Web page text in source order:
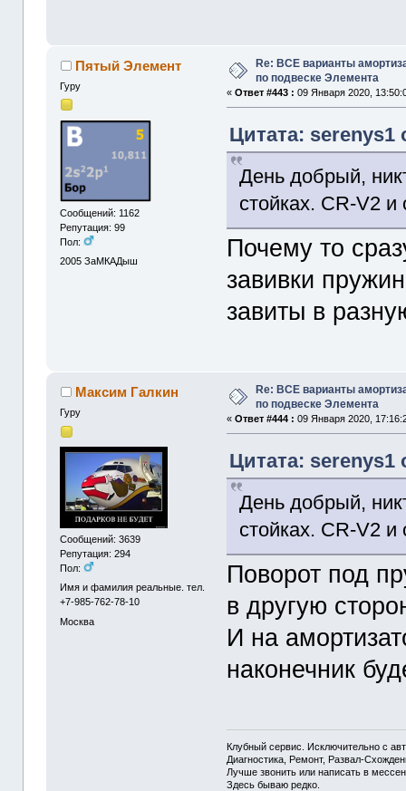
Пятый Элемент
Гуру
Сообщений: 1162
Репутация: 99
Пол:
2005 ЗаМКАДыш
Re: ВСЕ варианты
по подвеске Элемента
«Ответ #443 : 09 Января 2020,
Цитата: serenys1
День добрый,
стойках. CR-V2 и
Почему то
завивки
завиты в
Максим Галкин
Гуру
Сообщений: 3639
Репутация: 294
Пол:
Имя и фамилия реальные. тел.
+7-985-762-78-10
Москва
Re: ВСЕ варианты
по подвеске Элемента
«Ответ #444 : 09 Января 2020,
Цитата: serenys1
День добрый,
стойках. CR-V2 и
Поворот под
в другую
И на
наконечник
Клубный сервис. Исключительно с
Диагностика, Ремонт, Развал-
Лучше звонить или написать в
Здесь бываю редко.